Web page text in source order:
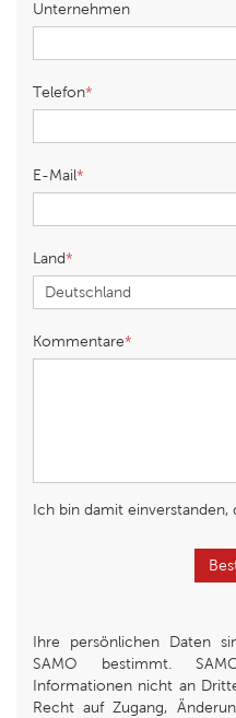
Unternehmen
Telefon
E-Mail
Land
Kommentare
Ich bin damit
Ihre persönlichen Daten
SAMO bestimmt.
Informationen nicht an
Recht auf Zugang,